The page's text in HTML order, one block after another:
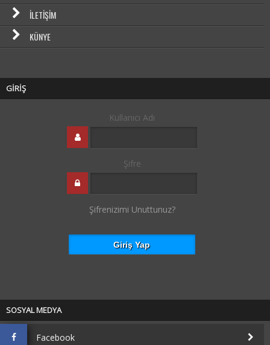
İLETIŞIM
KÜNYE
GİRİŞ
Kullanıcı Adı
Şifre
Şifrenizimi Unuttunuz?
SOSYAL MEDYA
Facebook